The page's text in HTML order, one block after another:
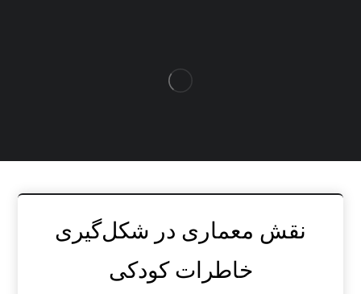
نقش معماری در شکل‌گیری
خاطرات کودکی